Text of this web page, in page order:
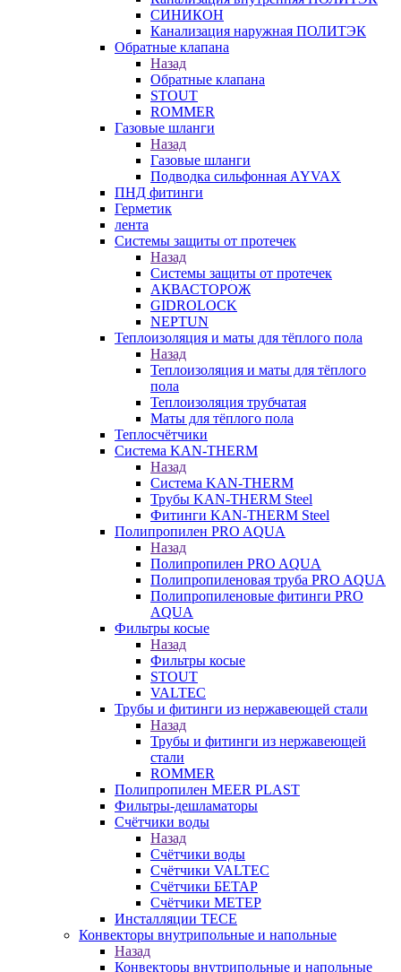
СИНИКОН
Канализация наружная ПОЛИТЭК
Обратные клапана
Назад
Обратные клапана
STOUT
ROMMER
Газовые шланги
Назад
Газовые шланги
Подводка сильфонная AYVAX
ПНД фитинги
Герметик
лента
Системы защиты от протечек
Назад
Системы защиты от протечек
АКВАСТОРОЖ
GIDROLOCK
NEPTUN
Теплоизоляция и маты для тёплого пола
Назад
Теплоизоляция и маты для тёплого
пола
Теплоизоляция трубчатая
Маты для тёплого пола
Теплосчётчики
Система KAN-THERM
Назад
Система KAN-THERM
Трубы KAN-THERM Steel
Фитинги KAN-THERM Steel
Полипропилен PRO AQUA
Назад
Полипропилен PRO AQUA
Полипропиленовая труба PRO AQUA
Полипропиленовые фитинги PRO
AQUA
Фильтры косые
Назад
Фильтры косые
STOUT
VALTEC
Трубы и фитинги из нержавеющей стали
Назад
Трубы и фитинги из нержавеющей
стали
ROMMER
Полипропилен MEER PLAST
Фильтры-дешламаторы
Счётчики воды
Назад
Счётчики воды
Счётчики VALTEC
Счётчики БЕТАР
Счётчики МЕТЕР
Инсталляции TECE
Конвекторы внутрипольные и напольные
Назад
Конвекторы внутрипольные и напольные